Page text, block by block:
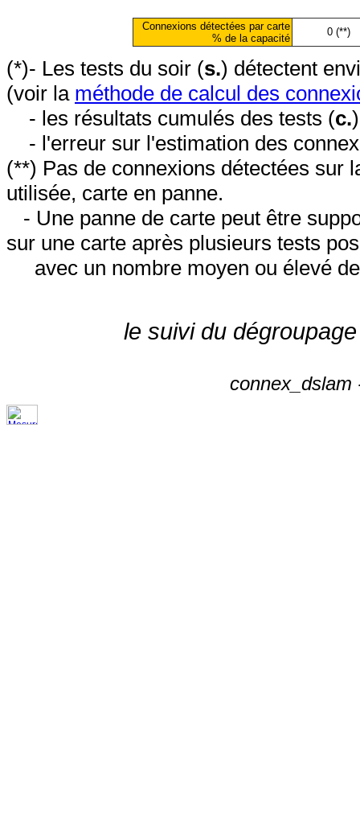
Connexions détectées par carte
% de la capacité
0 (**)
(*)- Les tests du soir (s.) détectent
(voir la méthode de calcul des
- les résultats cumulés des tests (c.
- l'erreur sur l'estimation des
(**) Pas de connexions détectées sur
utilisée, carte en panne.
- Une panne de carte peut être
sur une carte après plusieurs tests
avec un nombre moyen ou élevé
le suivi du
connex_dslam